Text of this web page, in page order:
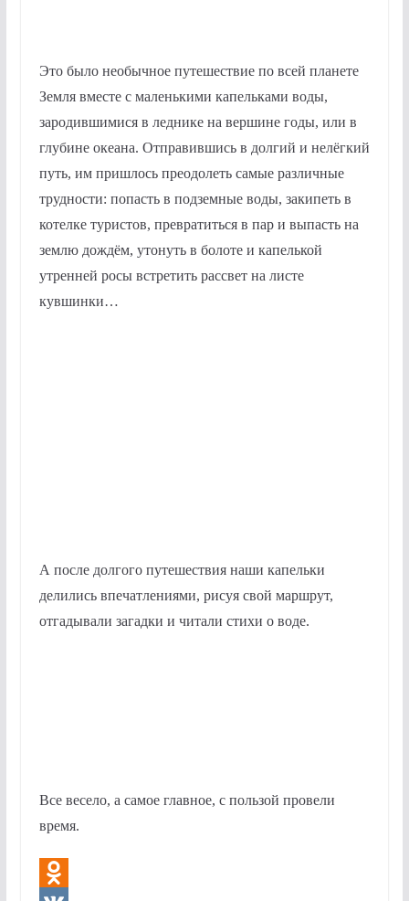
Это было необычное путешествие по всей планете
Земля вместе с маленькими капельками воды,
зародившимися в леднике на вершине годы, или в
глубине океана. Отправившись в долгий и нелёгкий
путь, им пришлось преодолеть самые различные
трудности: попасть в подземные воды, закипеть в
котелке туристов, превратиться в пар и выпасть на
землю дождём, утонуть в болоте и капелькой
утренней росы встретить рассвет на листе
кувшинки…
А после долгого путешествия наши капельки
делились впечатлениями, рисуя свой маршрут,
отгадывали загадки и читали стихи о воде.
Все весело, а самое главное, с пользой провели
время.